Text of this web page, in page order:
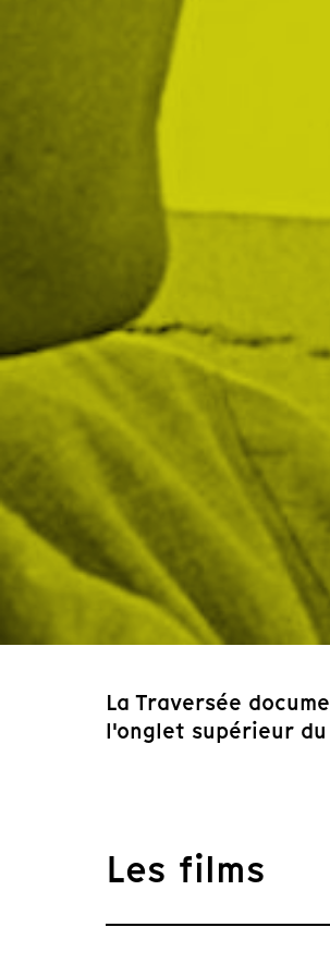
La Traversée
l'onglet supérieur
Les films